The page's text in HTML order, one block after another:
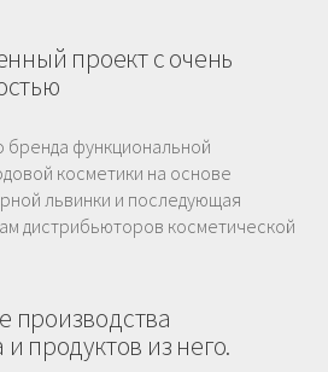
проект с очень
бренда функциональной
косметики на основе
львинки и последующая
дистрибьюторов косметической
производства
продуктов из него.